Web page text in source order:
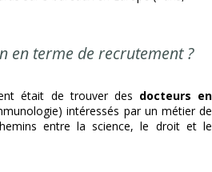
en terme de recrutement ?
était de trouver des docteurs en
intéressés par un métier de
entre la science, le droit et le